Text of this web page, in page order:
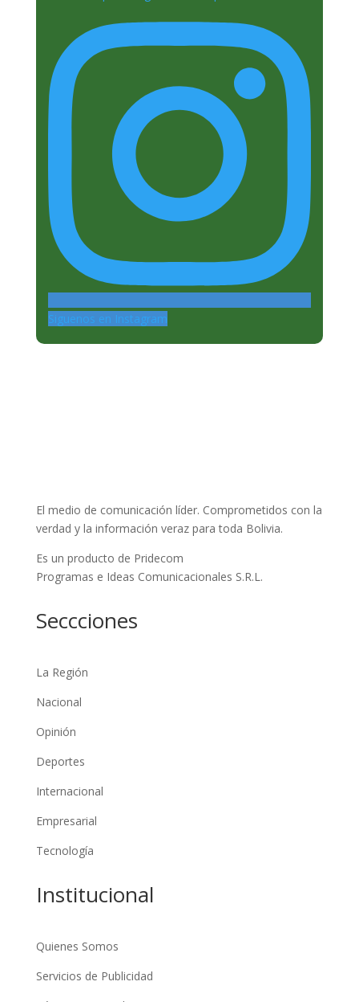
Siguenos en Instagram
El medio de comunicación líder. Comprometidos con la
verdad y la información veraz para toda Bolivia.
Es un producto de Pridecom
Programas e Ideas Comunicacionales S.R.L.
Seccciones
La Región
Nacional
Opinión
Deportes
Internacional
Empresarial
Tecnología
Institucional
Quienes Somos
Servicios de Publicidad